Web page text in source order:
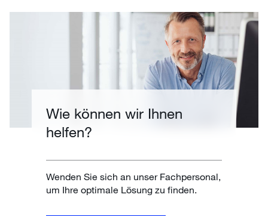
Wie können wir Ihnen
helfen?
Wenden Sie sich an unser Fachpersonal,
um Ihre optimale Lösung zu finden.